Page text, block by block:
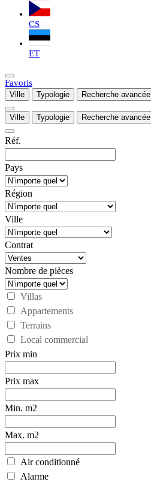
CS
ET
Favoris
Ville Typologie Recherche avancée
Ville Typologie Recherche avancée
Réf.
Pays
Région
Ville
Contrat
Nombre de pièces
Villas
Appartements
Terrains
Local commercial
Prix min
Prix max
Min. m2
Max. m2
Air conditionné
Alarme